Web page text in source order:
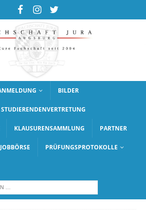
BILDER
STUDIERENDENVERTRETUNG
KLAUSURENSAMMLUNG PARTNER
JOBBÖRSE PRÜFUNGSPROTOKOLLE